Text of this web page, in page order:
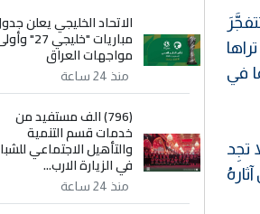
في
تجِد
الاتحاد الخليجي يعلن
مباريات "خليجي 27"
مواجهات العراق
منذ 24 ساعة
(796) الف مستفيد من
خدمات قسم التنمية
والتأهيل الاجتماعي
في الزيارة الارب...
منذ 24 ساعة